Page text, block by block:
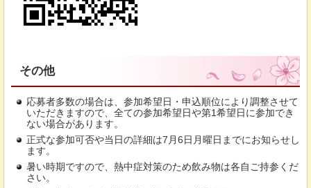
その他
応募者多数の場合は、参加希望日・申込順位により調整させて
いただきますので、全ての参加希望日や第1希望日に参加でき
ない場合があります。
正式な参加可否や当日の詳細は7月6日月曜日までにお知らせし
ます。
暑い時期ですので、熱中症対策のため飲み物は各自ご持参くだ
さい。